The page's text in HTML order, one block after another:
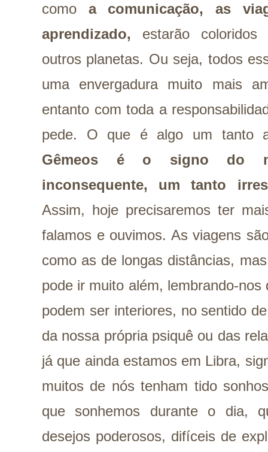
como a
comunicação, as
aprendizado, estarão coloridos
outros planetas. Ou seja, todos
uma envergadura muito mais
entanto com toda a
pede. O que é algo um tanto
Gêmeos é o signo do
inconsequente, um tanto
Assim, hoje precisaremos ter
falamos e ouvimos. As viagens
como as de longas distâncias,
pode ir muito além, lembrando-
podem ser interiores, no sentido
da nossa própria psiquê ou das
já que ainda estamos em Libra,
muitos de nós tenham tido
que sonhemos durante o dia,
desejos poderosos, difíceis de